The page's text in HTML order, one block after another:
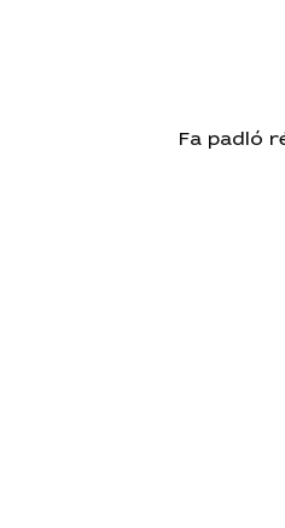
Fa padló